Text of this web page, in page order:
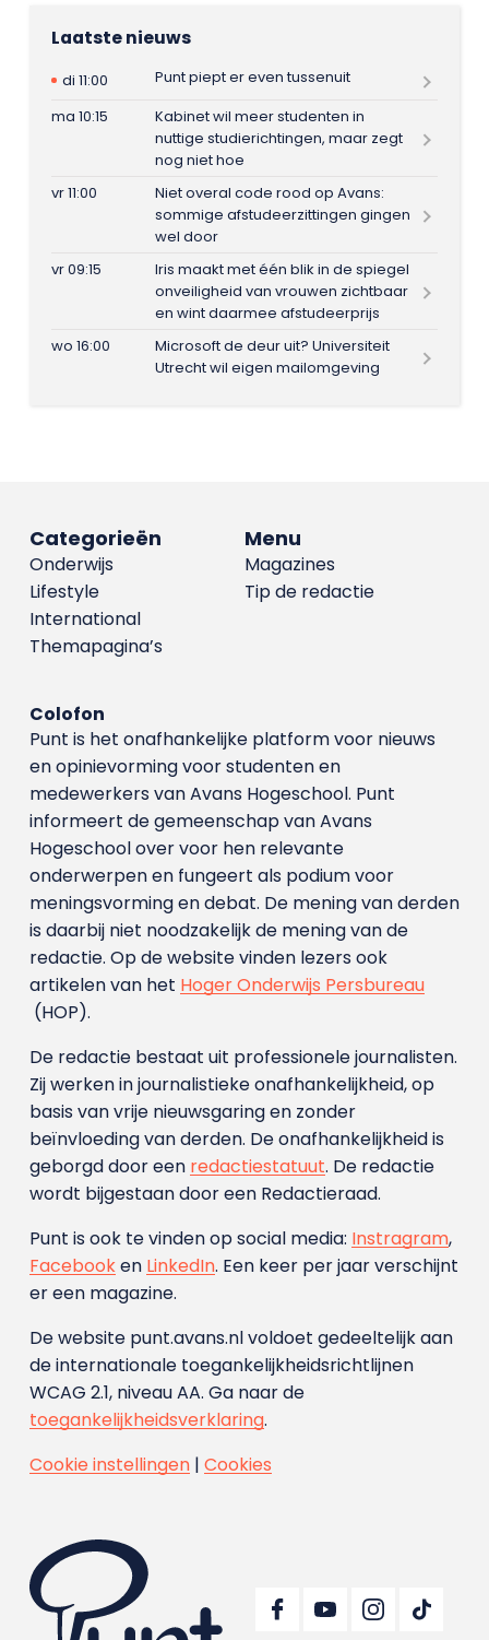
Laatste nieuws
di 11:00
Punt piept er even tussenuit
ma 10:15
Kabinet wil meer studenten in
nuttige studierichtingen, maar zegt
nog niet hoe
vr 11:00
Niet overal code rood op Avans:
sommige afstudeerzittingen gingen
wel door
vr 09:15
Iris maakt met één blik in de spiegel
onveiligheid van vrouwen zichtbaar
en wint daarmee afstudeerprijs
wo 16:00
Microsoft de deur uit? Universiteit
Utrecht wil eigen mailomgeving
Menu
Magazines
Tip de redactie
Categorieën
Onderwijs
Lifestyle
International
Themapagina’s
Colofon
Punt is het onafhankelijke platform voor nieuws
en opinievorming voor studenten en
medewerkers van Avans Hoge­school. Punt
informeert de gemeenschap van Avans
Hogeschool over voor hen relevante
onderwerpen en fungeert als podium voor
meningsvorming en debat. De mening van derden
is daarbij niet noodzakelijk de mening van de
redactie. Op de website vinden lezers ook
artikelen van het Hoger Onderwijs Persbureau
(HOP).
De redactie bestaat uit professionele journalisten.
Zij werken in journalistieke onafhankelijkheid, op
basis van vrije nieuwsgaring en zonder
beïnvloeding van derden. De onafhankelijkheid is
geborgd door een redactiestatuut. De redactie
wordt bijgestaan door een Redactieraad.
Punt is ook te vinden op social media: Instragram,
Facebooken LinkedIn. Een keer per jaar verschijnt
er een magazine.
De website punt.avans.nl voldoet gedeeltelijk aan
de internationale toegankelijkheidsrichtlijnen
WCAG 2.1, niveau AA. Ga naar de
toegankelijkheidsverklaring.
Cookie instellingen| Cookies